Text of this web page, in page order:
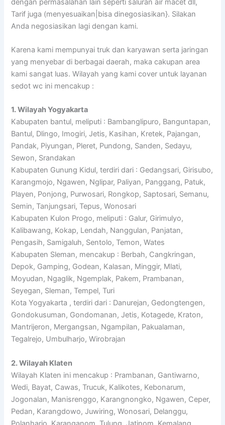
dengan permasalahan lain seperti saluran air macet dll,
Tarif juga (menyesuaikan|bisa dinegosiasikan}. Silakan
Anda negosiasikan lagi dengan kami.
Karena kami mempunyai truk dan karyawan serta jaringan
yang menyebar di berbagai daerah, maka cakupan area
kami sangat luas. Wilayah yang kami cover untuk layanan
sedot wc ini mencakup :
1. Wilayah Yogyakarta
Kabupaten bantul, meliputi : Bambanglipuro, Banguntapan,
Bantul, Dlingo, Imogiri, Jetis, Kasihan, Kretek, Pajangan,
Pandak, Piyungan, Pleret, Pundong, Sanden, Sedayu,
Sewon, Srandakan
Kabupaten Gunung Kidul, terdiri dari : Gedangsari, Girisubo,
Karangmojo, Ngawen, Nglipar, Paliyan, Panggang, Patuk,
Playen, Ponjong, Purwosari, Rongkop, Saptosari, Semanu,
Semin, Tanjungsari, Tepus, Wonosari
Kabupaten Kulon Progo, meliputi : Galur, Girimulyo,
Kalibawang, Kokap, Lendah, Nanggulan, Panjatan,
Pengasih, Samigaluh, Sentolo, Temon, Wates
Kabupaten Sleman, mencakup : Berbah, Cangkringan,
Depok, Gamping, Godean, Kalasan, Minggir, Mlati,
Moyudan, Ngaglik, Ngemplak, Pakem, Prambanan,
Seyegan, Sleman, Tempel, Turi
Kota Yogyakarta , terdiri dari : Danurejan, Gedongtengen,
Gondokusuman, Gondomanan, Jetis, Kotagede, Kraton,
Mantrijeron, Mergangsan, Ngampilan, Pakualaman,
Tegalrejo, Umbulharjo, Wirobrajan
2. Wilayah Klaten
Wilayah Klaten ini mencakup : Prambanan, Gantiwarno,
Wedi, Bayat, Cawas, Trucuk, Kalikotes, Kebonarum,
Jogonalan, Manisrenggo, Karangnongko, Ngawen, Ceper,
Pedan, Karangdowo, Juwiring, Wonosari, Delanggu,